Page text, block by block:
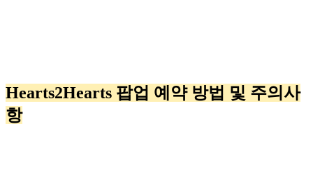
Hearts2Hearts 팝업 예약 방법 및 주의사
항